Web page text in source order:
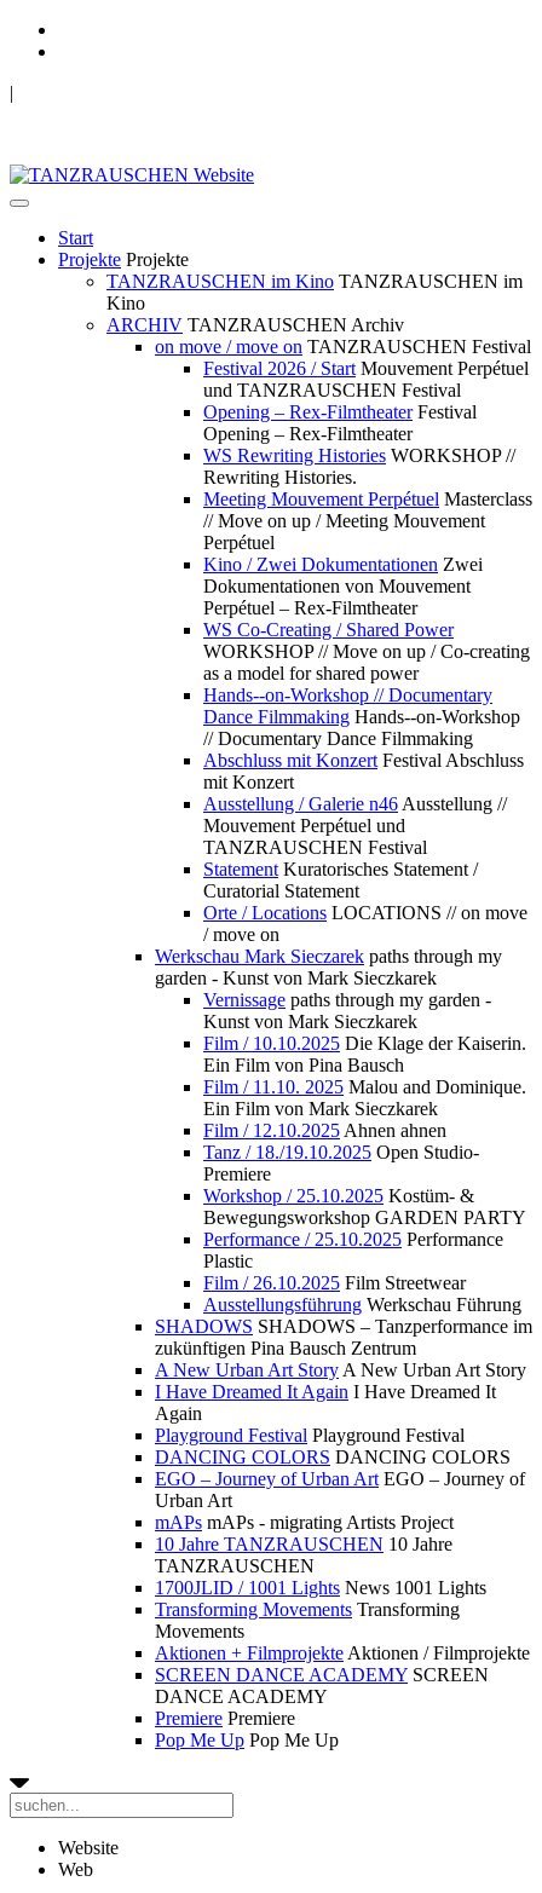
|
Start
Projekte Projekte
TANZRAUSCHEN im Kino TANZRAUSCHEN im
Kino
ARCHIV TANZRAUSCHEN Archiv
on move / move on TANZRAUSCHEN Festival
Festival 2026 / Start Mouvement Perpétuel
und TANZRAUSCHEN Festival
Opening – Rex-Filmtheater Festival
Opening – Rex-Filmtheater
WS Rewriting Histories WORKSHOP //
Rewriting Histories.
Meeting Mouvement Perpétuel Masterclass
// Move on up / Meeting Mouvement
Perpétuel
Kino / Zwei Dokumentationen Zwei
Dokumentationen von Mouvement
Perpétuel – Rex-Filmtheater
WS Co-Creating / Shared Power
WORKSHOP // Move on up / Co-creating
as a model for shared power
Hands--on-Workshop // Documentary
Dance Filmmaking Hands--on-Workshop
// Documentary Dance Filmmaking
Abschluss mit Konzert Festival Abschluss
mit Konzert
Ausstellung / Galerie n46 Ausstellung //
Mouvement Perpétuel und
TANZRAUSCHEN Festival
Statement Kuratorisches Statement /
Curatorial Statement
Orte / Locations LOCATIONS // on move
/ move on
Werkschau Mark Sieczarek paths through my
garden - Kunst von Mark Sieczkarek
Vernissage paths through my garden -
Kunst von Mark Sieczkarek
Film / 10.10.2025 Die Klage der Kaiserin.
Ein Film von Pina Bausch
Film / 11.10. 2025 Malou and Dominique.
Ein Film von Mark Sieczkarek
Film / 12.10.2025 Ahnen ahnen
Tanz / 18./19.10.2025 Open Studio-
Premiere
Workshop / 25.10.2025 Kostüm- &
Bewegungsworkshop GARDEN PARTY
Performance / 25.10.2025 Performance
Plastic
Film / 26.10.2025 Film Streetwear
Ausstellungsführung Werkschau Führung
SHADOWS SHADOWS – Tanzperformance im
zukünftigen Pina Bausch Zentrum
A New Urban Art Story A New Urban Art Story
I Have Dreamed It Again I Have Dreamed It
Again
Playground Festival Playground Festival
DANCING COLORS DANCING COLORS
EGO – Journey of Urban Art EGO – Journey of
Urban Art
mAPs mAPs - migrating Artists Project
10 Jahre TANZRAUSCHEN 10 Jahre
TANZRAUSCHEN
1700JLID / 1001 Lights News 1001 Lights
Transforming Movements Transforming
Movements
Aktionen + Filmprojekte Aktionen / Filmprojekte
SCREEN DANCE ACADEMY SCREEN
DANCE ACADEMY
Premiere Premiere
Pop Me Up Pop Me Up
Website
Web